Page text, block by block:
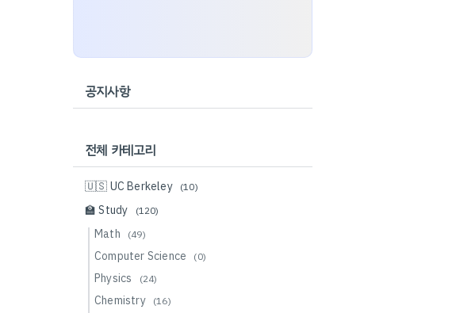
공지사항
전체 카테고리
🇺🇸 UC Berkeley (10)
🏫 Study (120)
Math (49)
Computer Science (0)
Physics (24)
Chemistry (16)